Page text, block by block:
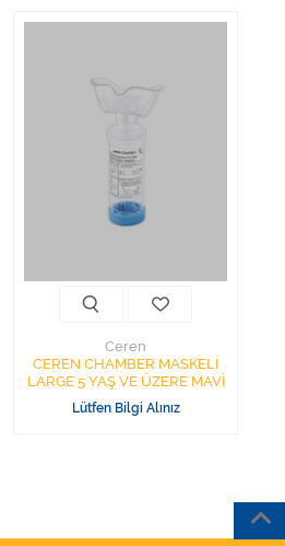
Ceren
CEREN CHAMBER MASKELİ
LARGE 5 YAŞ VE ÜZERE MAVİ
Lütfen Bilgi Alınız